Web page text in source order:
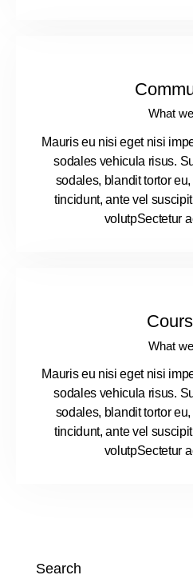
What
Mauris eu nisi eget nisi
sodales vehicula risus.
sodales, blandit tortor
tincidunt, ante vel
volutpSectetur
What
Mauris eu nisi eget nisi
sodales vehicula risus.
sodales, blandit tortor
tincidunt, ante vel
volutpSectetur
Search